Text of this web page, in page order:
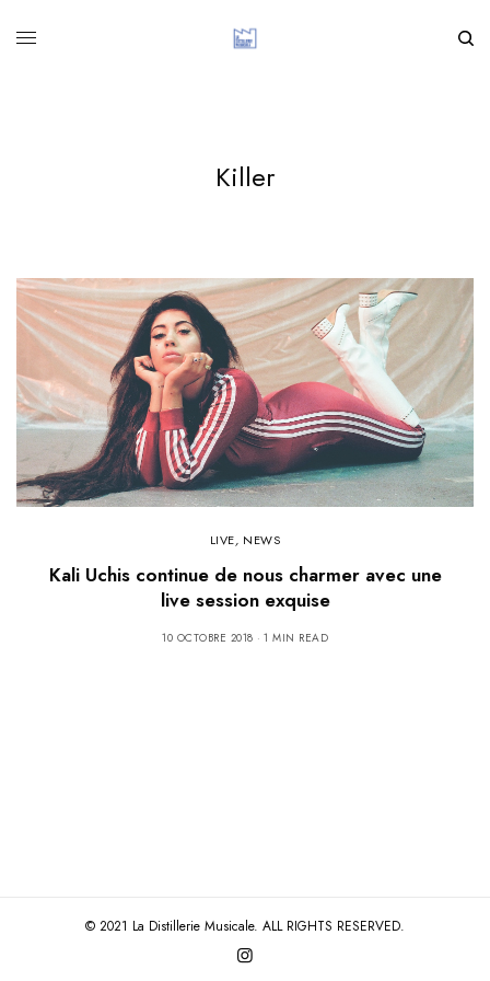
Killer
LIVE, NEWS
Kali Uchis continue de nous charmer avec une
live session exquise
10 OCTOBRE 2018 1 MIN READ
© 2021 La Distillerie Musicale. ALL RIGHTS RESERVED.